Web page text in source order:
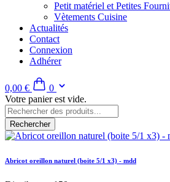
Petit matériel et Petites
Vètements Cuisine
Actualités
Contact
Connexion
Adhérer
0,00 €
0
Votre panier est vide.
Rechercher
Abricot oreillon naturel (boite 5/1 x3) - mdd